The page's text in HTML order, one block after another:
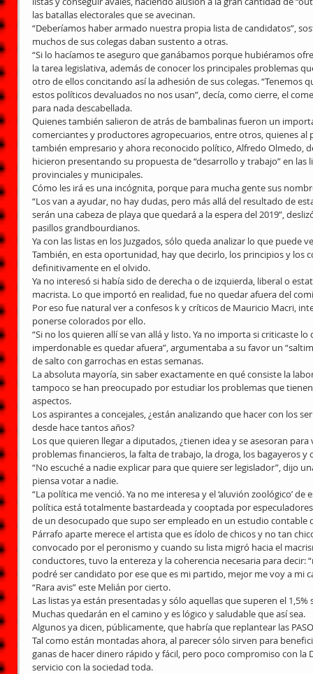
las batallas electorales que se avecinan.
“Deberíamos haber armado nuestra propia lista de candidatos”,
muchos de sus colegas daban sustento a otras.
“Si lo hacíamos te aseguro que ganábamos porque hubiéramos
la tarea legislativa, además de conocer los principales problemas
otro de ellos concitando así la adhesión de sus colegas. “Tenemos
estos políticos devaluados no nos usan”, decía, como cierre, el
para nada descabellada.
Quienes también salieron de atrás de bambalinas fueron un
comerciantes y productores agropecuarios, entre otros, quienes al
también empresario y ahora reconocido político, Alfredo Olmedo,
hicieron presentando su propuesta de “desarrollo y trabajo” en las
provinciales y municipales.
Cómo les irá es una incógnita, porque para mucha gente sus
“Los van a ayudar, no hay dudas, pero más allá del resultado de
serán una cabeza de playa que quedará a la espera del 2019”,
pasillos grandbourdianos.
Ya con las listas en los Juzgados, sólo queda analizar lo que puede
También, en esta oportunidad, hay que decirlo, los principios y
definitivamente en el olvido.
Ya no interesó si había sido de derecha o de izquierda, liberal o
macrista. Lo que importó en realidad, fue no quedar afuera del
Por eso fue natural ver a confesos k y críticos de Mauricio Macri,
ponerse colorados por ello.
“Si no los quieren allí se van allá y listo. Ya no importa si criticaste
imperdonable es quedar afuera”, argumentaba a su favor un
de salto con garrochas en estas semanas.
La absoluta mayoría, sin saber exactamente en qué consiste la
tampoco se han preocupado por estudiar los problemas que
aspectos.
Los aspirantes a concejales, ¿están analizando que hacer con los
desde hace tantos años?
Los que quieren llegar a diputados, ¿tienen idea y se asesoran
problemas financieros, la falta de trabajo, la droga, los bagayeros y
“No escuché a nadie explicar para que quiere ser legislador”, dijo
piensa votar a nadie.
“La política me venció. Ya no me interesa y el ‘aluvión zoológico’
política está totalmente bastardeada y cooptada por
de un desocupado que supo ser empleado en un estudio contable
Párrafo aparte merece el artista que es ídolo de chicos y no tan
convocado por el peronismo y cuando su lista migró hacia el
conductores, tuvo la entereza y la coherencia necesaria para decir:
podré ser candidato por ese que es mi partido, mejor me voy a mi
“Rara avis” este Melián por cierto.
Las listas ya están presentadas y sólo aquellas que superen el
Muchas quedarán en el camino y es lógico y saludable que así sea.
Algunos ya dicen, públicamente, que habría que replantear las
Tal como están montadas ahora, al parecer sólo sirven para
ganas de hacer dinero rápido y fácil, pero poco compromiso con la
servicio con la sociedad toda.